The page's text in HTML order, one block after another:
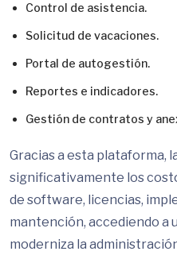
Control de asistencia.
Solicitud de vacaciones.
Portal de autogestión.
Reportes e indicadores.
Gestión de contratos y
Gracias a esta plataforma,
significativamente los
de software, licencias,
mantención, accediendo a
moderniza la